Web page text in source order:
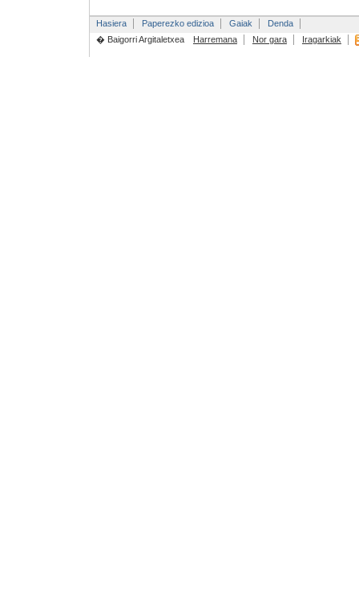
Hasiera Paperezko edizioa Gaiak
Denda
� Baigorri Argitaletxea
Harremana Nor gara Iragarkiak